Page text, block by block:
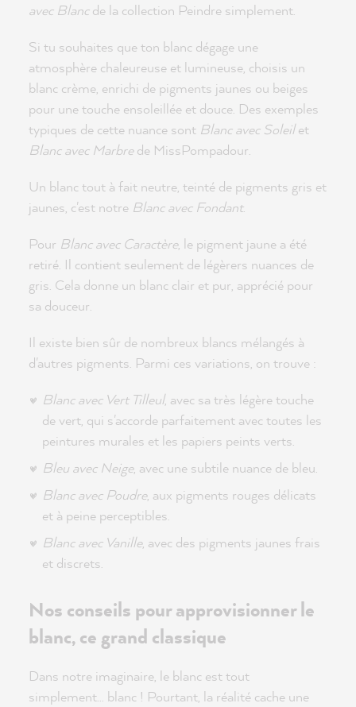
avec Blancde la collection Peindre simplement.
Si tu souhaites que ton blanc dégage une
atmosphère chaleureuse et lumineuse, choisis un
blanc crème, enrichi de pigments jaunes ou beiges
pour une touche ensoleillée et douce. Des exemples
typiques de cette nuance sont Blanc avec Soleilet
Blanc avec Marbrede MissPompadour.
Un blanc tout à fait neutre, teinté de pigments gris et
jaunes, c'est notre Blanc avec Fondant.
Pour Blanc avec Caractère, le pigment jaune a été
retiré. Il contient seulement de légèrers nuances de
gris. Cela donne un blanc clair et pur, apprécié pour
sa douceur.
Il existe bien sûr de nombreux blancs mélangés à
d'autres pigments. Parmi ces variations, on trouve :
Blanc avec Vert Tilleul, avec sa très légère touche
de vert, qui s'accorde parfaitement avec toutes les
peintures murales et les papiers peints verts.
Bleu avec Neige, avec une subtile nuance de bleu.
Blanc avec Poudre, aux pigments rouges délicats
et à peine perceptibles.
Blanc avec Vanille, avec des pigments jaunes frais
et discrets.
Nos conseils pour approvisionner le
blanc, ce grand classique
Dans notre imaginaire, le blanc est tout
simplement... blanc ! Pourtant, la réalité cache une